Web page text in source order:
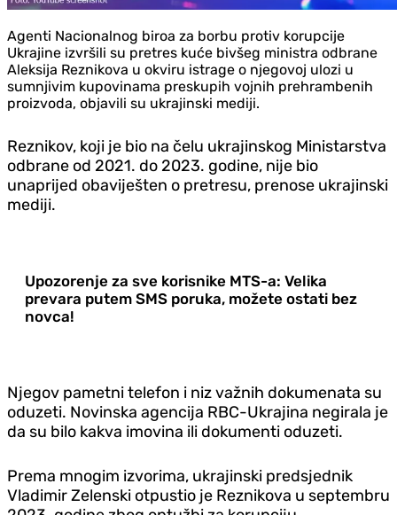
Agenti Nacionalnog biroa za borbu protiv korupcije
Ukrajine izvršili su pretres kuće bivšeg ministra odbrane
Aleksija Reznikova u okviru istrage o njegovoj ulozi u
sumnjivim kupovinama preskupih vojnih prehrambenih
proizvoda, objavili su ukrajinski mediji.
Reznikov, koji je bio na čelu ukrajinskog Ministarstva
odbrane od 2021. do 2023. godine, nije bio
unaprijed obaviješten o pretresu, prenose ukrajinski
mediji.
Upozorenje za sve korisnike MTS-a: Velika
prevara putem SMS poruka, možete ostati bez
novca!
Njegov pametni telefon i niz važnih dokumenata su
oduzeti. Novinska agencija RBC-Ukrajina negirala je
da su bilo kakva imovina ili dokumenti oduzeti.
Prema mnogim izvorima, ukrajinski predsjednik
Vladimir Zelenski otpustio je Reznikova u septembru